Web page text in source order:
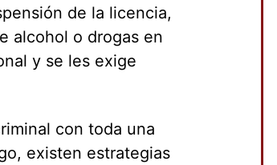
de la licencia,
alcohol o drogas en
y se les exige
con toda una
existen estrategias